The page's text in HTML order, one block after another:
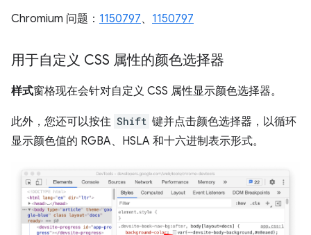
Chromium 问题： 1150797、 1150797
用于自定义 CSS 属性的颜色选择器
样式窗格现在会针对自定义 CSS 属性显示颜色选择器。
此外，您还可以按住 Shift 键并点击颜色选择器，以循环
显示颜色值的 RGBA、HSLA 和十六进制表示形式。